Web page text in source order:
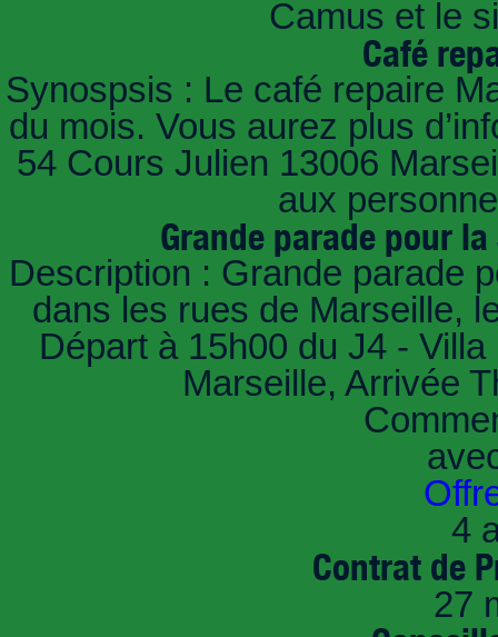
Camus et le
Café
Synospsis : Le café repaire
du mois. Vous aurez plus
54 Cours Julien 13006
aux
Grande parade pour
Description : Grande parade
dans les rues de Marseille,
Départ à 15h00 du J4 -
Marseille, Arrivée
4
Contrat de
27